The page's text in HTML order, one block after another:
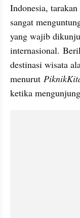
Indonesia,
sangat
yang wajib
internasional.
destinasi wisata
menurut
ketika